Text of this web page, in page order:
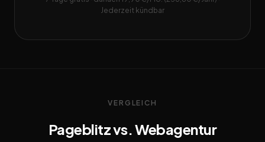
Jederzeit kündbar
VERGLEICH
Pageblitz vs. Webagentur